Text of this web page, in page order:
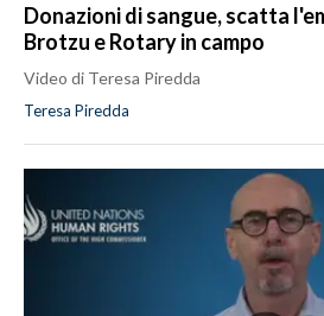
Donazioni di sangue, scatta
Brotzu e Rotary in campo
Video di Teresa Piredda
Teresa Piredda